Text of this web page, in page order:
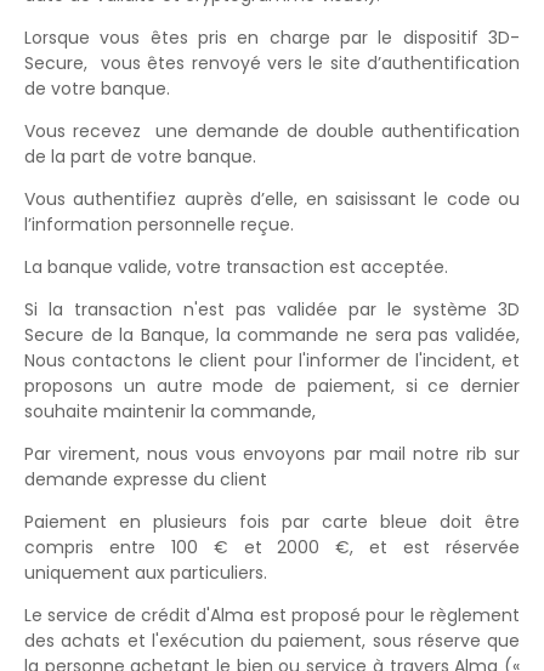
Lorsque vous êtes pris en charge par le dispositif 3D-
Secure, vous êtes renvoyé vers le site d’authentification
de votre banque.
Vous recevez une demande de double authentification
de la part de votre banque.
Vous authentifiez auprès d’elle, en saisissant le code ou
l’information personnelle reçue.
La banque valide, votre transaction est acceptée.
Si la transaction n'est pas validée par le système 3D
Secure de la Banque, la commande ne sera pas validée,
Nous contactons le client pour l'informer de l'incident, et
proposons un autre mode de paiement, si ce dernier
souhaite maintenir la commande,
Par virement, nous vous envoyons par mail notre rib sur
demande expresse du client
Paiement en plusieurs fois par carte bleue doit être
compris entre 100 € et 2000 €, et est réservée
uniquement aux particuliers.
Le service de crédit d'Alma est proposé pour le règlement
des achats et l'exécution du paiement, sous réserve que
la personne achetant le bien ou service à travers Alma («